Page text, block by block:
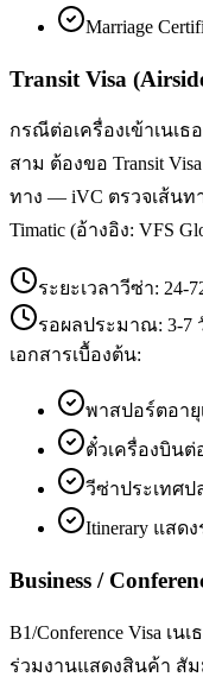
Marriage
Transit Visa
กรณีต่อเครื่องเข้าเนเธ
สาม ต้องขอ Transit
ทาง — iVC ตรวจเส้นท
Timatic (อ้างอิง: VFS
ระยะเวลาวีซ่า: 24-
รอผลประมาณ: 3-7
เอกสารเบื้องต้น:
พาสปอร์ตอายุ
ตั๋วเครื่องบินต่
วีซ่าประเทศป
Itinerary แสด
Business /
B1/Conference Visa เน
ร่วมงานแสดงสินค้า สั